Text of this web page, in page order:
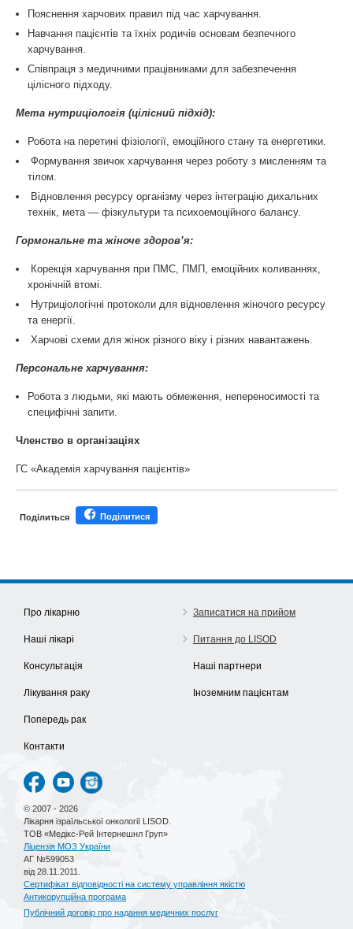
Пояснення харчових правил під час харчування.
Навчання пацієнтів та їхніх родичів основам безпечного
харчування.
Співпраця з медичними працівниками для забезпечення
цілісного підходу.
Мета нутриціологія (цілісний підхід):
Робота на перетині фізіології, емоційного стану та енергетики.
Формування звичок харчування через роботу з мисленням та
тілом.
Відновлення ресурсу організму через інтеграцію дихальних
технік, мета — фізкультури та психоемоційного балансу.
Гормональне та жіноче здоров’я:
Корекція харчування при ПМС, ПМП, емоційних коливаннях,
хронічній втомі.
Нутриціологічні протоколи для відновлення жіночого ресурсу
та енергії.
Харчові схеми для жінок різного віку і різних навантажень.
Персональне харчування:
Робота з людьми, які мають обмеження, непереносимості та
специфічні запити.
Членство в організаціях
ГС «Академія харчування пацієнтів»
Поділиться Поділитися
Про лікарню
Наші лікарі
Консультація
Лікування раку
Попередь рак
Контакти
Записатися на прийом
Питання до LISOD
Наші партнери
Іноземним пацієнтам
© 2007 - 2026
Лікарня ізраїльської онкології LISOD.
ТОВ «Медікс-Рей Інтернешнл Груп»
Ліцензія МОЗ України
АГ №599053
від 28.11.2011.
Сертифікат відповідності на систему управління якістю
Антикорупційна програма
Публічний договір про надання медичних послуг